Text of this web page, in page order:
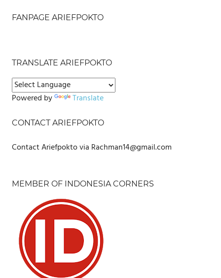
FANPAGE ARIEFPOKTO
TRANSLATE ARIEFPOKTO
Powered by Translate
CONTACT ARIEFPOKTO
Contact Ariefpokto via Rachman14@gmail.com
MEMBER OF INDONESIA CORNERS